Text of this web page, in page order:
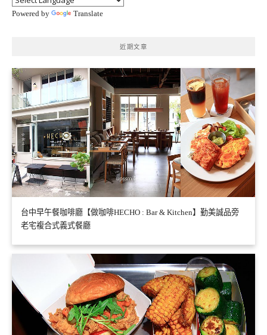
Powered by Translate
近期文章
台中早午餐咖啡廳【做咖啡HECHO : Bar & Kitchen】勤美誠品旁
老宅複合式義式餐廳